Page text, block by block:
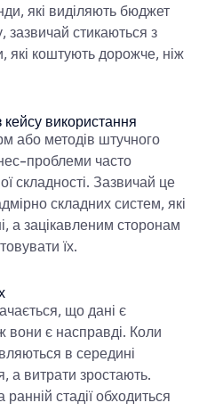
які виділяють бюджет
зазвичай стикаються з
коштують дорожче, ніж
кейсу використання
або методів штучного
проблеми часто
складності. Зазвичай це
складних систем, які
а зацікавленим сторонам
їх.
що дані є
вони є насправді. Коли
в середині
а витрати зростають.
стадії обходиться